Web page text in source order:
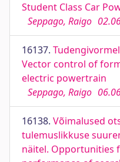
Student Class Car
Seppago, Raigo
16137.
Vector control of
electric powertrain
Seppago, Raigo
16138. Võimalused
tulemuslikkuse
näitel. Opportunities